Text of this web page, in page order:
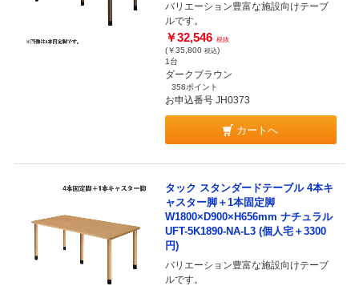
バリエーション豊富な施設向けテーブ
ルです。
￥32,546 税抜
(￥35,800 税込)
1台
ダークブラウン
358ポイント
お申込番号 JH0373
カートへ
タック スタンダードテーブル 4本キ
ャスター脚＋1本固定脚
W1800×D900×H656mm ナチュラル
UFT-5K1890-NA-L3 (個人宅＋3300
円)
バリエーション豊富な施設向けテーブ
ルです。